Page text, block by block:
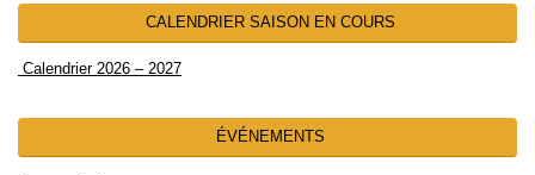
CALENDRIER SAISON EN COURS
Calendrier 2026 – 2027
ÉVÉNEMENTS